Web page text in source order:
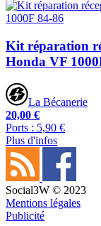
Kit réparation
Honda VF
La Bécanerie
20,00 €
Ports : 5,90 €
Plus d'infos
Social3W © 2023
Mentions légales
Publicité